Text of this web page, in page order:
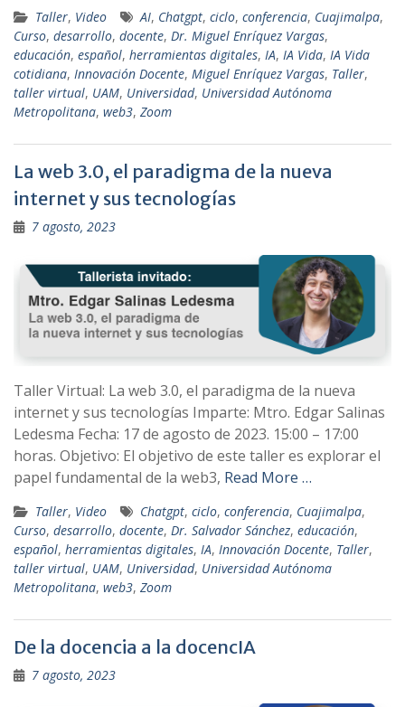
Taller, Video AI, Chatgpt, ciclo, conferencia, Cuajimalpa,
Curso, desarrollo, docente, Dr. Miguel Enríquez Vargas,
educación, español, herramientas digitales, IA, IA Vida, IA Vida
cotidiana, Innovación Docente, Miguel Enríquez Vargas, Taller,
taller virtual, UAM, Universidad, Universidad Autónoma
Metropolitana, web3, Zoom
La web 3.0, el paradigma de la nueva
internet y sus tecnologías
7 agosto, 2023
Taller Virtual: La web 3.0, el paradigma de la nueva
internet y sus tecnologías Imparte: Mtro. Edgar Salinas
Ledesma Fecha: 17 de agosto de 2023. 15:00 – 17:00
horas. Objetivo: El objetivo de este taller es explorar el
papel fundamental de la web3, Read More …
Taller, Video Chatgpt, ciclo, conferencia, Cuajimalpa,
Curso, desarrollo, docente, Dr. Salvador Sánchez, educación,
español, herramientas digitales, IA, Innovación Docente, Taller,
taller virtual, UAM, Universidad, Universidad Autónoma
Metropolitana, web3, Zoom
De la docencia a la docencIA
7 agosto, 2023